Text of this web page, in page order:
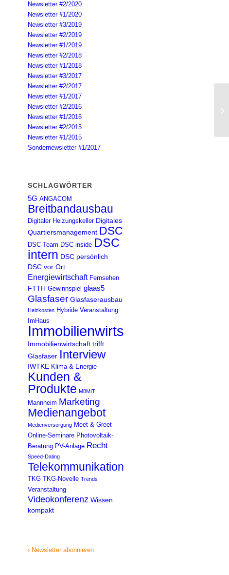
Newsletter #2/2020
Newsletter #1/2020
Newsletter #3/2019
Newsletter #2/2019
Newsletter #1/2019
Newsletter #2/2018
Newsletter #1/2018
Newsletter #3/2017
Newsletter #2/2017
Newsletter #1/2017
Newsletter #2/2016
Newsletter #1/2016
Newsletter #2/2015
Newsletter #1/2015
Sondernewsletter #1/2017
SCHLAGWÖRTER
5G ANGACOM
Breitbandausbau
Digitaler Heizungskeller Digitales
Quartiersmanagement DSC
DSC-Team DSC inside DSC
intern DSC persönlich
DSC vor Ort
Energiewirtschaft Fernsehen
FTTH Gewinnspiel glaas5
Glasfaser Glasfaserausbau
Heizkosten Hybride Veranstaltung
ImHaus
Immobilienwirtschaft
Immobilienwirtschaft trifft
Glasfaser Interview
IWTKE Klima & Energie
Kunden &
Produkte M8MIT
Mannheim Marketing
Medienangebot
Medienversorgung Meet & Greet
Online-Seminare Photovoltaik-
Beratung PV-Anlage Recht
Speed-Dating
Telekommunikation
TKG TKG-Novelle Trends
Veranstaltung
Videokonferenz Wissen
kompakt
› Newsletter abonnieren